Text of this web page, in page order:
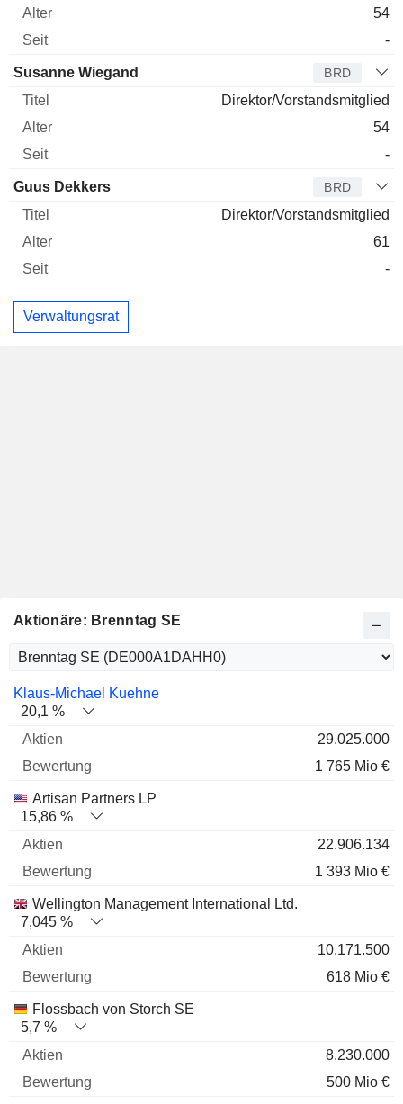
54
-
Susanne Wiegand BRD
Direktor/Vorstandsmitglied
54
-
Guus Dekkers BRD
Direktor/Vorstandsmitglied
61
-
Verwaltungsrat
Aktionäre: Brenntag SE
Name Aktien % Bewertung
Klaus-Michael Kuehne
20,1 %
29.025.000
1 765 Mio €
Artisan Partners LP
15,86 %
22.906.134
1 393 Mio €
Wellington Management International Ltd.
7,045 %
10.171.500
618 Mio €
Flossbach von Storch SE
5,7 %
8.230.000
500 Mio €